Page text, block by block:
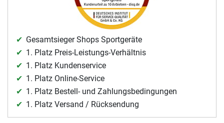
Gesamtsieger Shops Sportgeräte
1. Platz Preis-Leistungs-Verhältnis
1. Platz Kundenservice
1. Platz Online-Service
1. Platz Bestell- und Zahlungsbedingungen
1. Platz Versand / Rücksendung